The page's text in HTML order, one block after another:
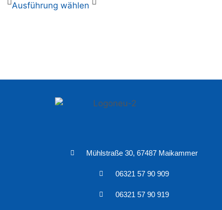
Ausführung wählen
Mühlstraße 30, 67487 Maikammer
06321 57 90 909
06321 57 90 919